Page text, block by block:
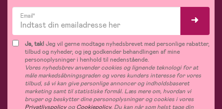
Email*
Ja, tak!Jeg vil gerne modtage nyhedsbrevet med personlige rabatter,
tilbud og nyheder, og jeg godkender behandlingen af mine
personoplysninger i henhold til nedenstående.
Vores nyhedsbrev anvender cookies og lignende teknologi for at
måle markedsåbningsgraden og vores kunders interesse for vores
tilbud, så vi kan give personlige annoncer og indholdsbaseret
marketing samt til statistiske formål. Læs mere om, hvordan vi
bruger og beskytter dine personoplysninger og cookies i vores
PrivatlivspolicyogCookiepolicy. Du kan når som helst tage din